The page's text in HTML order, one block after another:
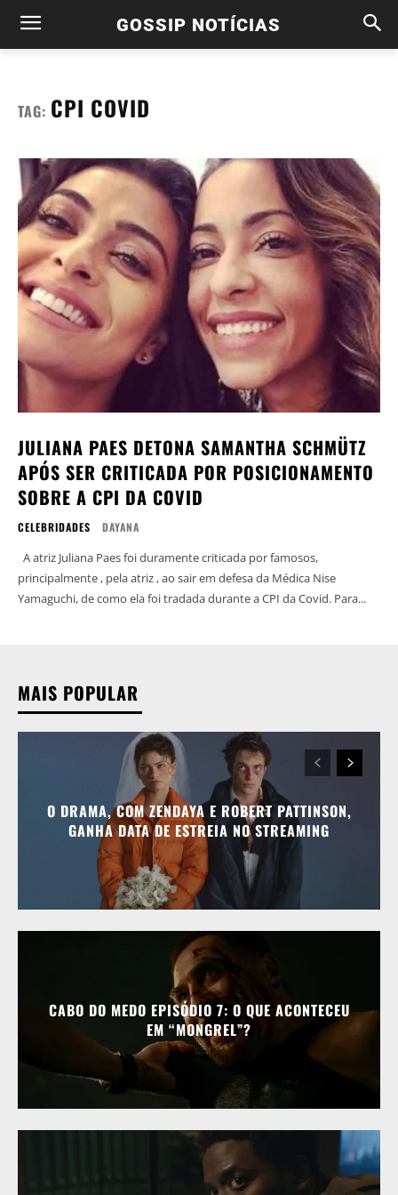
GOSSIP NOTÍCIAS
TAG: CPI COVID
JULIANA PAES DETONA SAMANTHA SCHMÜTZ
APÓS SER CRITICADA POR POSICIONAMENTO
SOBRE A CPI DA COVID
CELEBRIDADES DAYANA
principalmente , pela atriz , ao sair em defesa da Médica Nise
Yamaguchi, de como ela foi tradada durante a CPI da Covid. Para...
MAIS POPULAR
O DRAMA, COM ZENDAYA E ROBERT PATTINSON,
GANHA DATA DE ESTREIA NO STREAMING
CABO DO MEDO EPISÓDIO 7: O QUE ACONTECEU
EM “MONGREL”?